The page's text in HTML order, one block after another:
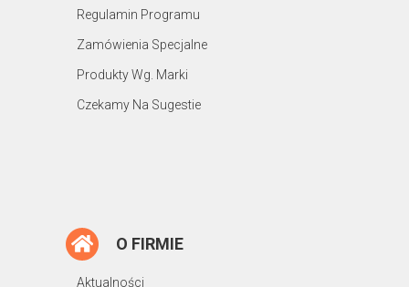
Regulamin Programu
Zamówienia Specjalne
Produkty Wg. Marki
Czekamy Na Sugestie
O FIRMIE
Aktualności